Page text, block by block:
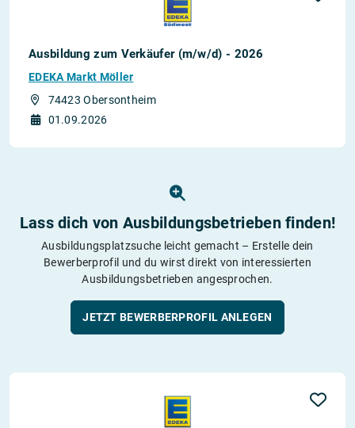
Ausbildung zum Verkäufer (m/w/d) - 2026
EDEKA Markt Möller
74423 Obersontheim
01.09.2026
Lass dich von Ausbildungs­betrieben finden!
Ausbildungsplatzsuche leicht gemacht – Erstelle dein
Bewerberprofil und du wirst direkt von interessierten
Ausbildungsbetrieben angesprochen.
JETZT BEWERBERPROFIL ANLEGEN